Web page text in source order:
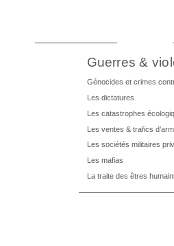
Guerres &
Génocides et crimes
Les dictatures
Les catastrophes
Les ventes & trafics
Les sociétés militaires
Les mafias
La traite des êtres